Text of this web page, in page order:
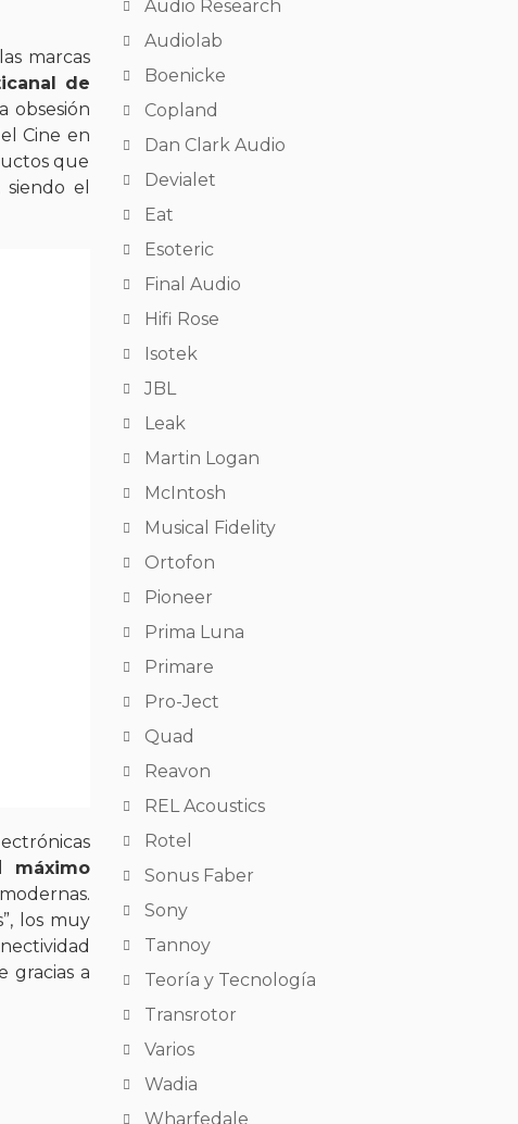
marcas
de
obsesión
Cine en
que
el
máximo
los muy
gracias a
Audio Research
Audiolab
Boenicke
Copland
Dan Clark Audio
Devialet
Eat
Esoteric
Final Audio
Hifi Rose
Isotek
JBL
Leak
Martin Logan
McIntosh
Musical Fidelity
Ortofon
Pioneer
Prima Luna
Primare
Pro-Ject
Quad
Reavon
REL Acoustics
Rotel
Sonus Faber
Sony
Tannoy
Teoría y Tecnología
Transrotor
Varios
Wadia
Wharfedale